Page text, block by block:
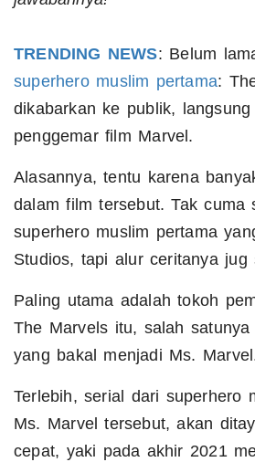
TRENDING NEWS: Belum
superhero muslim pertama:
dikabarkan ke publik,
penggemar film Marvel.
Alasannya, tentu karena
dalam film tersebut. Tak cuma
superhero muslim pertama
Studios, tapi alur ceritanya jug
Paling utama adalah tokoh
The Marvels itu, salah satunya
yang bakal menjadi Ms.
Terlebih, serial dari superhero
Ms. Marvel tersebut, akan
cepat, yaki pada akhir 2021